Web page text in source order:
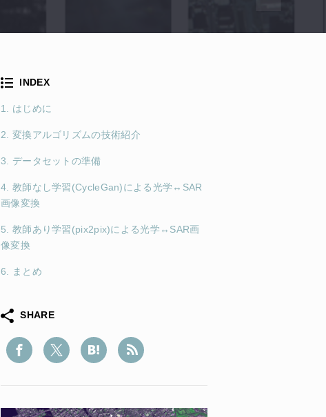
INDEX
1. はじめに
2. 変換アルゴリズムの技術紹介
3. データセットの準備
4. 教師なし学習(CycleGan)による光学↔SAR
画像変換
5. 教師あり学習(pix2pix)による光学↔SAR画
像変換
6. まとめ
SHARE